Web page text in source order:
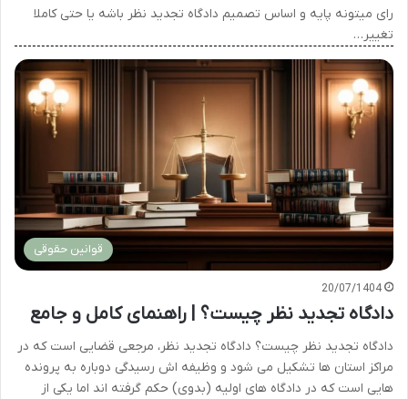
رای میتونه پایه و اساس تصمیم دادگاه تجدید نظر باشه یا حتی کاملا
تغییر…
قوانین حقوقی
20/07/1404
دادگاه تجدید نظر چیست؟ | راهنمای کامل و جامع
دادگاه تجدید نظر چیست؟ دادگاه تجدید نظر، مرجعی قضایی است که در
مراکز استان ها تشکیل می شود و وظیفه اش رسیدگی دوباره به پرونده
هایی است که در دادگاه های اولیه (بدوی) حکم گرفته اند اما یکی از